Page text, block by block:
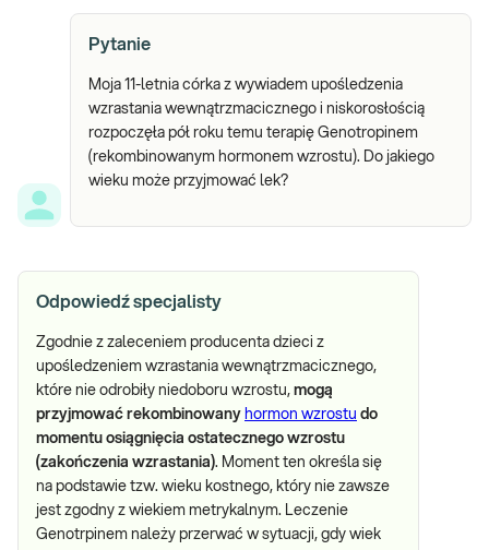
Pytanie
Moja 11-letnia córka z wywiadem upośledzenia
wzrastania wewnątrzmacicznego i niskorosłością
rozpoczęła pół roku temu terapię Genotropinem
(rekombinowanym hormonem wzrostu). Do jakiego
wieku może przyjmować lek?
Odpowiedź specjalisty
Zgodnie z zaleceniem producenta dzieci z
upośledzeniem wzrastania wewnątrzmacicznego,
które nie odrobiły niedoboru wzrostu, mogą
przyjmować rekombinowany hormon wzrostu do
momentu osiągnięcia ostatecznego wzrostu
(zakończenia wzrastania). Moment ten określa się
na podstawie tzw. wieku kostnego, który nie zawsze
jest zgodny z wiekiem metrykalnym. Leczenie
Genotrpinem należy przerwać w sytuacji, gdy wiek